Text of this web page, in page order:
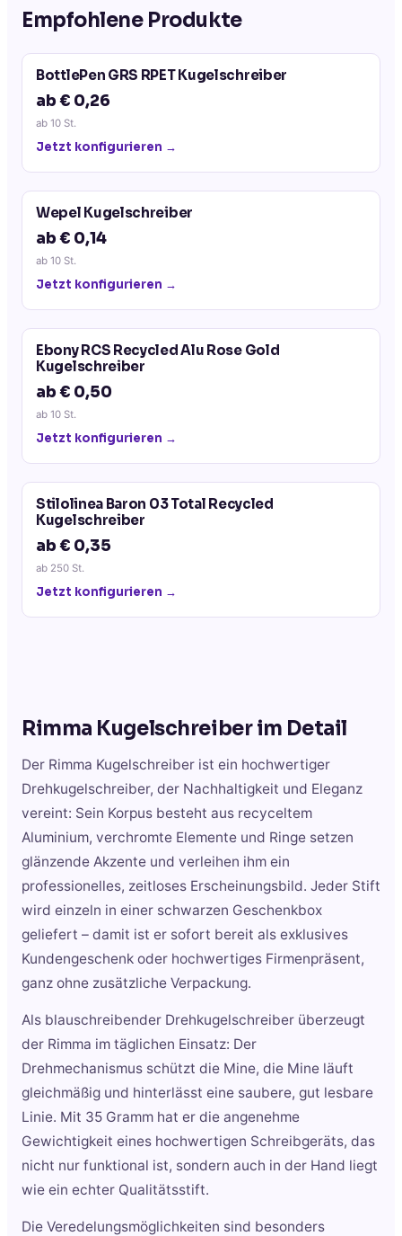
Empfohlene Produkte
BottlePen GRS RPET Kugelschreiber
ab € 0,26
ab 10 St.
Jetzt konfigurieren →
Wepel Kugelschreiber
ab € 0,14
ab 10 St.
Jetzt konfigurieren →
Ebony RCS Recycled Alu Rose Gold
Kugelschreiber
ab € 0,50
ab 10 St.
Jetzt konfigurieren →
Stilolinea Baron 03 Total Recycled
Kugelschreiber
ab € 0,35
ab 250 St.
Jetzt konfigurieren →
Rimma Kugelschreiberim Detail
Der Rimma Kugelschreiber ist ein hochwertiger
Drehkugelschreiber, der Nachhaltigkeit und Eleganz
vereint: Sein Korpus besteht aus recyceltem
Aluminium, verchromte Elemente und Ringe setzen
glänzende Akzente und verleihen ihm ein
professionelles, zeitloses Erscheinungsbild. Jeder Stift
wird einzeln in einer schwarzen Geschenkbox
geliefert – damit ist er sofort bereit als exklusives
Kundengeschenk oder hochwertiges Firmenpräsent,
ganz ohne zusätzliche Verpackung.
Als blauschreibender Drehkugelschreiber überzeugt
der Rimma im täglichen Einsatz: Der
Drehmechanismus schützt die Mine, die Mine läuft
gleichmäßig und hinterlässt eine saubere, gut lesbare
Linie. Mit 35 Gramm hat er die angenehme
Gewichtigkeit eines hochwertigen Schreibgeräts, das
nicht nur funktional ist, sondern auch in der Hand liegt
wie ein echter Qualitätsstift.
Die Veredelungsmöglichkeiten sind besonders